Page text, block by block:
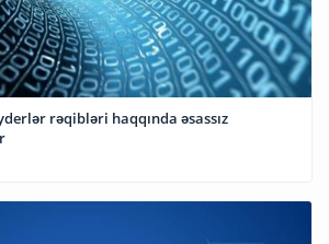
rəqibləri haqqında əsassız